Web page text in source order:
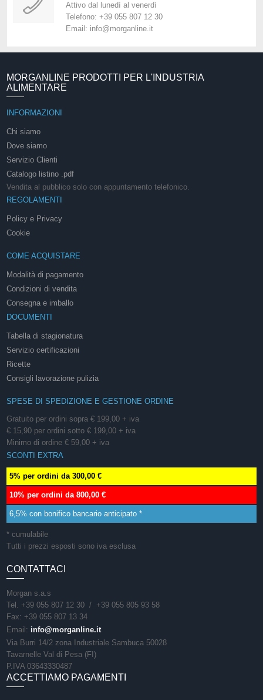
Attivo dal lunedì al venerdì
Telefono: +39 055 807 12 30
Email: info@morganline.it
MORGANLINE PRODOTTI PER L'INDUSTRIA
ALIMENTARE
INFORMAZIONI
Chi siamo
Dove siamo
Servizio Clienti
Catalogo listino .pdf
Vendita al pubblico solo con appuntamento telefonico.
REGOLAMENTI
Policy e Privacy
Cookie
COME ACQUISTARE
Modalità di pagamento
Condizioni di vendita
Consegna e imballo
DOCUMENTI
Tabella di stagionatura
Servizio certificazioni
Ricette
Consigli lavorazione pulizia
SPESE DI SPEDIZIONE E GESTIONE ORDINE
Gratuito per ordini sopra € 199,00 + iva
€ 15,90 per ordini sotto € 199,00 + iva
Minimo di ordine € 59,00 + iva
SCONTI EXTRA
5% per ordini da 300,00 €
10% per ordini da 800,00 €
6,5% con bonifico bancario anticipato *
* cumulabile
Tutti i prezzi esposti sono iva esclusa
CONTATTACI
Morgan s.a.s
Tel. +39 055 807 12 30 / +39 055 805 93 58
Fax: +39 055 807 13 34
Email: info@morganline.it
Via Burri 14/2 zona Industriale Sambuca 50028
Tavarnelle Val di Pesa (FI)
P.IVA 03643330487
ACCETTIAMO PAGAMENTI